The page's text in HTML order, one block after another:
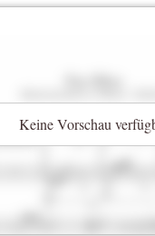
Keine Vorschau